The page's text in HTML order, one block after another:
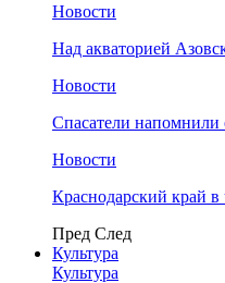
Новости
Над акваторией
Новости
Спасатели напомнили
Новости
Краснодарский край
Пред След
Культура
Культура